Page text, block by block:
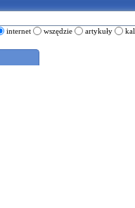
internet wszędzie artykuły